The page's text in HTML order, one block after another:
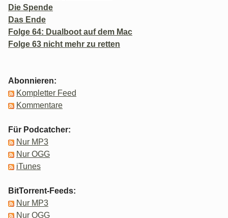
Die Spende
Das Ende
Folge 64: Dualboot auf dem Mac
Folge 63 nicht mehr zu retten
Abonnieren:
Kompletter Feed
Kommentare
Für Podcatcher:
Nur MP3
Nur OGG
iTunes
BitTorrent-Feeds:
Nur MP3
Nur OGG